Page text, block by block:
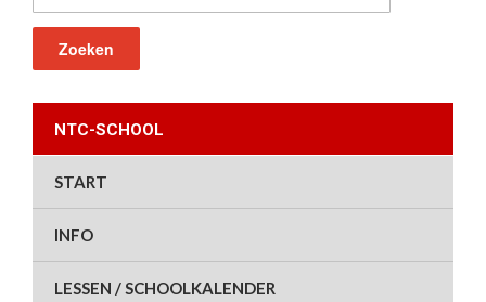
NTC-SCHOOL
START
INFO
LESSEN / SCHOOLKALENDER